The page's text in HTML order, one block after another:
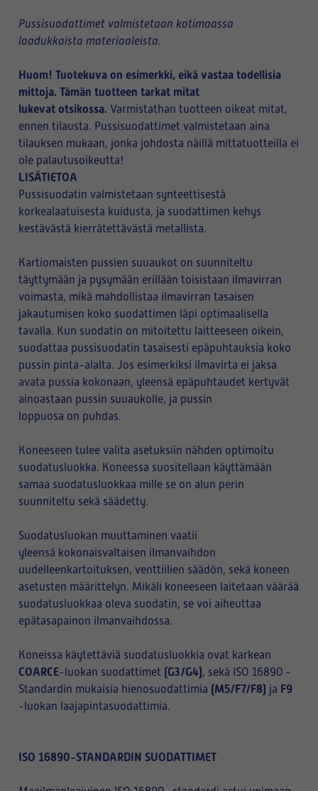
Pussisuodattimet valmistetaan kotimaassa
laadukkaista materiaaleista.
Huom! Tuotekuva on esimerkki, eikä vastaa todellisia
mittoja. Tämän tuotteen tarkat mitat
lukevat otsikossa. Varmistathan tuotteen oikeat mitat,
ennen tilausta. Pussisuodattimet valmistetaan aina
tilauksen mukaan, jonka johdosta näillä mittatuotteilla ei
ole palautusoikeutta!
LISÄTIETOA
Pussisuodatin valmistetaan synteettisestä
korkealaatuisesta kuidusta, ja suodattimen kehys
kestävästä kierrätettävästä metallista.
Kartiomaisten pussien suuaukot on suunniteltu
täyttymään ja pysymään erillään toisistaan ilmavirran
voimasta, mikä mahdollistaa ilmavirran tasaisen
jakautumisen koko suodattimen läpi optimaalisella
tavalla. Kun suodatin on mitoitettu laitteeseen oikein,
suodattaa pussisuodatin tasaisesti epäpuhtauksia koko
pussin pinta-alalta. Jos esimerkiksi ilmavirta ei jaksa
avata pussia kokonaan, yleensä epäpuhtaudet kertyvät
ainoastaan pussin suuaukolle, ja pussin
loppuosa on puhdas.
Koneeseen tulee valita asetuksiin nähden optimoitu
suodatusluokka. Koneessa suositellaan käyttämään
samaa suodatusluokkaa mille se on alun perin
suunniteltu sekä säädetty.
Suodatusluokan muuttaminen vaatii
yleensä kokonaisvaltaisen ilmanvaihdon
uudelleenkartoituksen, venttiilien säädön, sekä koneen
asetusten määrittelyn. Mikäli koneeseen laitetaan väärää
suodatusluokkaa oleva suodatin, se voi aiheuttaa
epätasapainon ilmanvaihdossa.
Koneissa käytettäviä suodatusluokkia ovat karkean
COARCE-luokan suodattimet (G3/G4), sekä ISO 16890 -
Standardin mukaisia hienosuodattimia (M5/F7/F8) ja F9
-luokan laajapintasuodattimia.
ISO 16890-STANDARDIN SUODATTIMET